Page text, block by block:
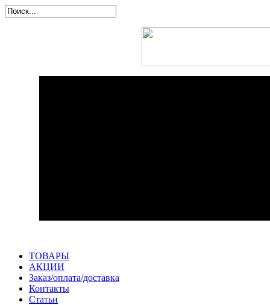
ТОВАРЫ
АКЦИИ
Заказ/оплата/доставка
Контакты
Статьи